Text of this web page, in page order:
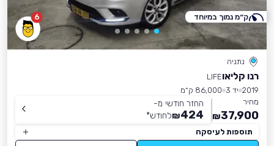
6
נתניה
רנו קליאוLIFE
2019 יד 3
86,000 ק״מ
מחיר
37,900
₪
החזר חודשי מ-
424
₪לחודש*
תוספות לעיסקה
ק״מ נמוך במיוחד